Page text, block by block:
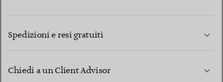
Spedizioni e resi gratuiti
Chiedi a un Client Advisor